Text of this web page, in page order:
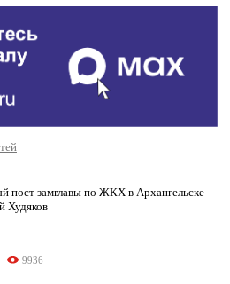
пост замглавы по ЖКХ в Архангельске
Худяков
9936